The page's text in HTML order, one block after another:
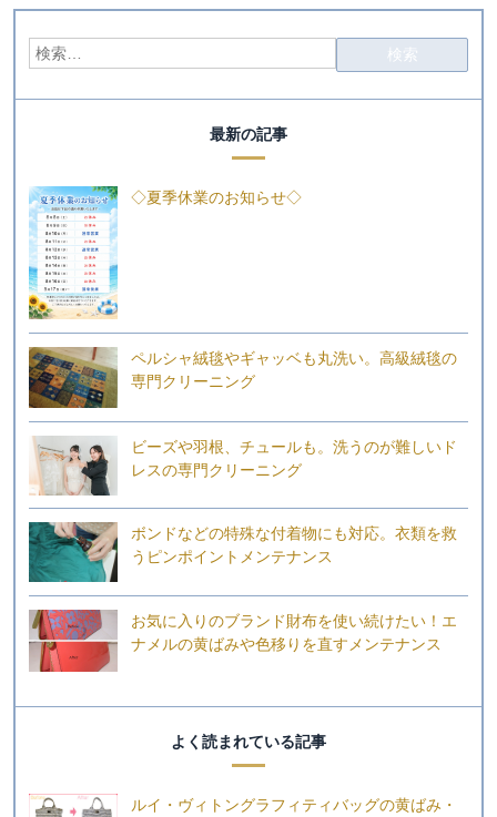
最新の記事
◇夏季休業のお知らせ◇
ペルシャ絨毯やギャッベも丸洗い。高級絨毯の
専門クリーニング
ビーズや羽根、チュールも。洗うのが難しいド
レスの専門クリーニング
ボンドなどの特殊な付着物にも対応。衣類を救
うピンポイントメンテナンス
お気に入りのブランド財布を使い続けたい！エ
ナメルの黄ばみや色移りを直すメンテナンス
よく読まれている記事
ルイ・ヴィトングラフィティバッグの黄ばみ・